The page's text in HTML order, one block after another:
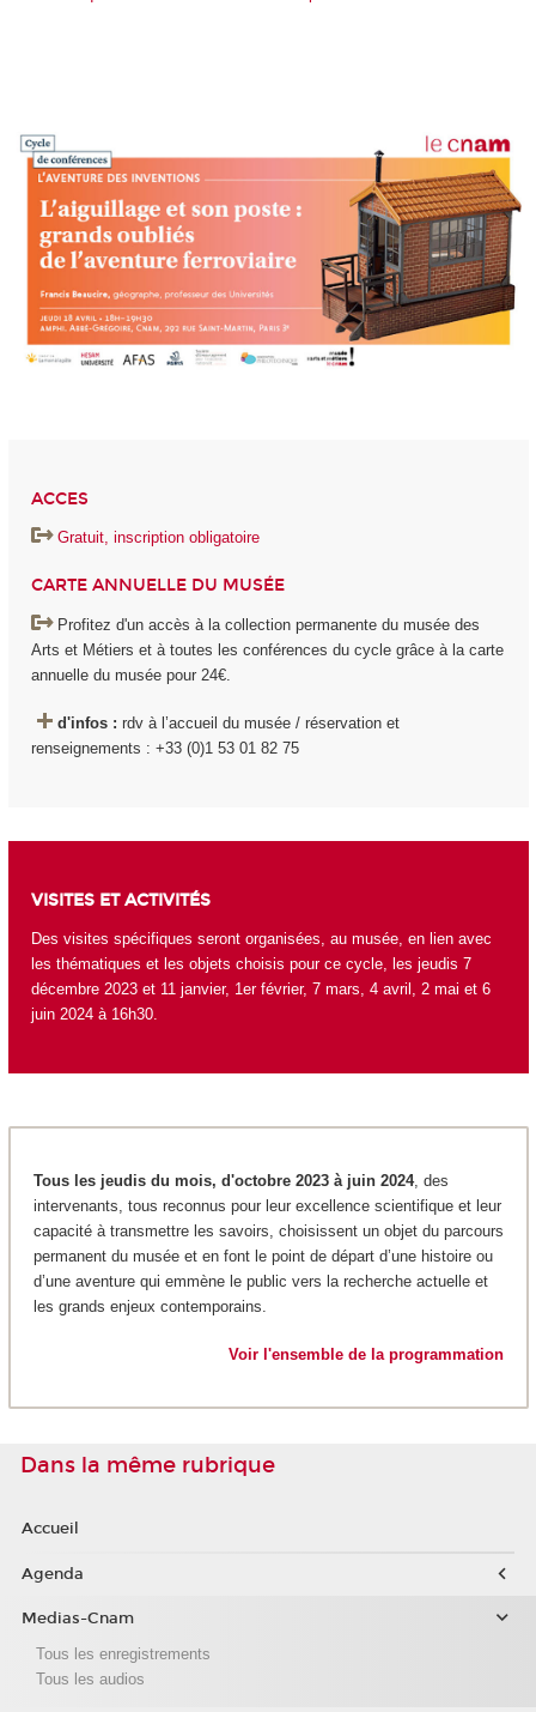
ACCES
Gratuit, inscription obligatoire
CARTE ANNUELLE DU MUSÉE
Profitez d'un accès à la collection permanente du musée des
Arts et Métiers et à toutes les conférences du cycle grâce à la carte
annuelle du musée pour 24€.
d'infos : rdv à l’accueil du musée / réservation et
renseignements : +33 (0)1 53 01 82 75
VISITES ET ACTIVITÉS
Des visites spécifiques seront organisées, au musée, en lien avec
les thématiques et les objets choisis pour ce cycle, les jeudis 7
décembre 2023 et 11 janvier, 1erfévrier, 7 mars, 4 avril, 2 mai et 6
juin 2024 à 16h30.
Tous les jeudis du mois, d'octobre 2023 à juin 2024, des
intervenants, tous reconnus pour leur excellence scientifique et leur
capacité à transmettre les savoirs, choisissent un objet du parcours
permanent du musée et en font le point de départ d’une histoire ou
d’une aventure qui emmène le public vers la recherche actuelle et
les grands enjeux contemporains.
Voir l'ensemble de la programmation
Dans la même rubrique
Accueil
Agenda
Medias-Cnam
Tous les enregistrements
Tous les audios